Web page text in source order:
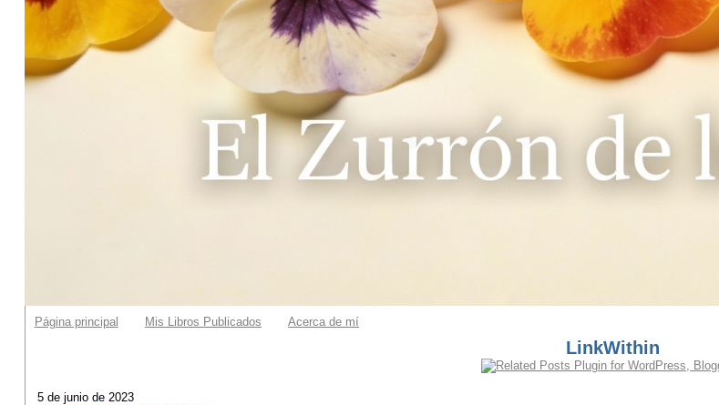
Página principal Mis Libros Publicados Acerca de mí
LinkWithin
5 de junio de 2023